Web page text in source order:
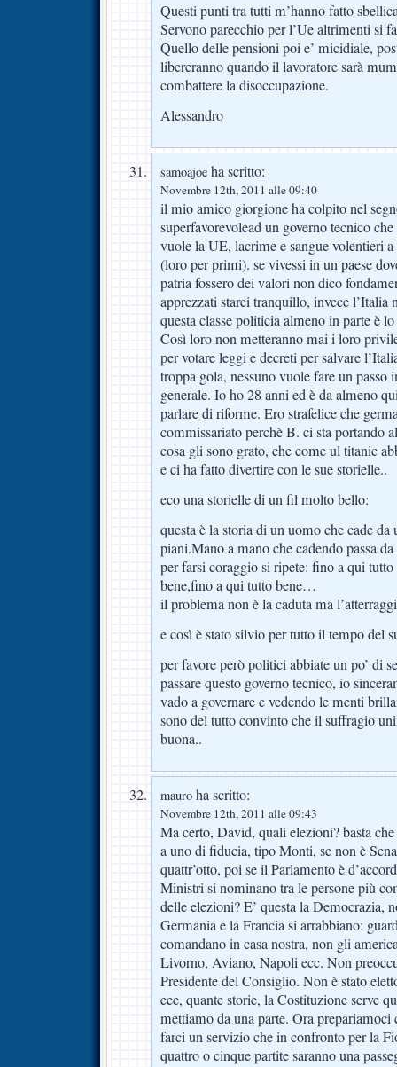
Questi punti tra tutti m’hanno fatto
Servono parecchio per l’Ue altrimenti si
Quello delle pensioni poi e’ micidiale,
libereranno quando il lavoratore sarà
combattere la disoccupazione.
Alessandro
samoajoe ha scritto:
Novembre 12th, 2011 alle 09:40
il mio amico giorgione ha colpito nel
superfavorevolead un governo tecnico
vuole la UE, lacrime e sangue volentieri
(loro per primi). se vivessi in un paese
patria fossero dei valori non dico
apprezzati starei tranquillo, invece l’Italia
questa classe politicia almeno in parte è
Così loro non metteranno mai i loro
per votare leggi e decreti per salvare
troppa gola, nessuno vuole fare un passo
generale. Io ho 28 anni ed è da almeno
parlare di riforme. Ero strafelice che
commissariato perchè B. ci sta portando
cosa gli sono grato, che come ul titanic
e ci ha fatto divertire con le sue storielle..
eco una storielle di un fil molto bello:
questa è la storia di un uomo che cade da
piani.Mano a mano che cadendo passa
per farsi coraggio si ripete: fino a qui
bene,fino a qui tutto bene…
il problema non è la caduta ma
e così è stato silvio per tutto il tempo del
per favore però politici abbiate un po’ di
passare questo governo tecnico, io
vado a governare e vedendo le menti
sono del tutto convinto che il suffragio
buona..
mauro ha scritto:
Novembre 12th, 2011 alle 09:43
Ma certo, David, quali elezioni? basta
a uno di fiducia, tipo Monti, se non è
quattr’otto, poi se il Parlamento è
Ministri si nominano tra le persone più
delle elezioni? E’ questa la Democrazia,
Germania e la Francia si arrabbiano:
comandano in casa nostra, non gli
Livorno, Aviano, Napoli ecc. Non
Presidente del Consiglio. Non è stato
eee, quante storie, la Costituzione serve
mettiamo da una parte. Ora prepariamoci
farci un servizio che in confronto per la
quattro o cinque partite saranno una